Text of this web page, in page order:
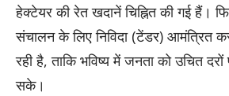
हेक्टेयर की रेत खदानें चिह्नित की गई हैं।
संचालन के लिए निविदा (टेंडर) आमंत्रित
रही है, ताकि भविष्य में जनता को उचित
सके।